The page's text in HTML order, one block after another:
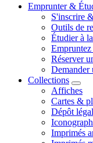
Emprunter &
S'inscrire
Outils de
Étudier à
Réserver
Demander
Collections
Affiches
Cartes &
Dépôt
Imprimés